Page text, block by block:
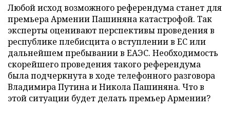
Любой исход возможного референдума станет для
премьера Армении Пашиняна катастрофой. Так
эксперты оценивают перспективы проведения в
республике плебисцита о вступлении в ЕС или
дальнейшем пребывании в ЕАЭС. Необходимость
скорейшего проведения такого референдума
была подчеркнута в ходе телефонного разговора
Владимира Путина и Никола Пашиняна. Что в
этой ситуации будет делать премьер Армении?